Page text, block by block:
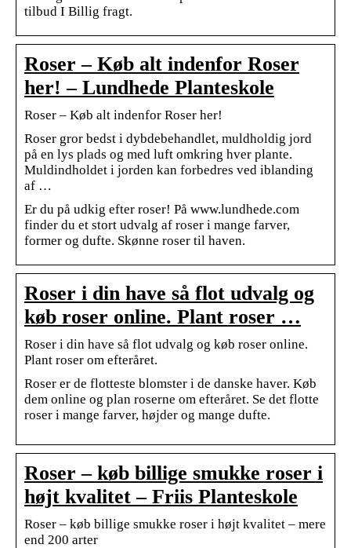
tilbud I Billig fragt.
Roser – Køb alt indenfor Roser
her! – Lundhede Planteskole
Roser – Køb alt indenfor Roser her!
Roser gror bedst i dybdebehandlet, muldholdig jord
på en lys plads og med luft omkring hver plante.
Muldindholdet i jorden kan forbedres ved iblanding
af …
Er du på udkig efter roser! På www.lundhede.com
finder du et stort udvalg af roser i mange farver,
former og dufte. Skønne roser til haven.
Roser i din have så flot udvalg og
køb roser online. Plant roser …
Roser i din have så flot udvalg og køb roser online.
Plant roser om efteråret.
Roser er de flotteste blomster i de danske haver. Køb
dem online og plan roserne om efteråret. Se det flotte
roser i mange farver, højder og mange dufte.
Roser – køb billige smukke roser i
højt kvalitet – Friis Planteskole
Roser – køb billige smukke roser i højt kvalitet – mere
end 200 arter